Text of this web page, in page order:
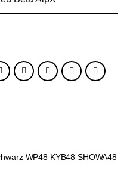
WP48 KYB48 SHOWA48